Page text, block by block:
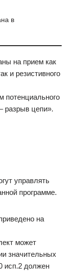
в
на прием как
и резистивного
потенциального
разрыв цепи».
управлять
программе.
на
может
значительных
исп.2 должен